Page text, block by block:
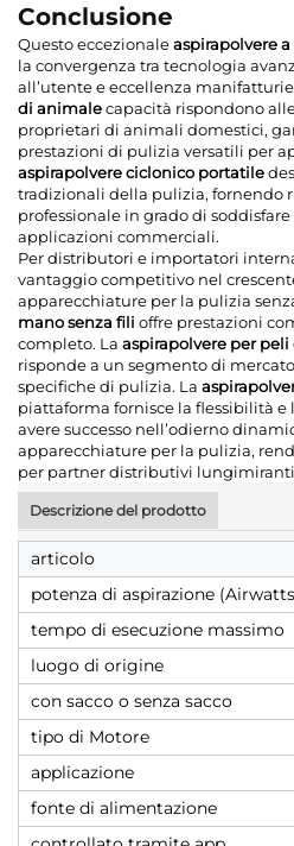
Conclusione
Questo eccezionaleaspirapolvere
la convergenza tra tecnologia
all’utente e eccellenza
di animalecapacità rispondono
proprietari di animali domestici,
prestazioni di pulizia versatili per
aspirapolvere ciclonico portatile
tradizionali della pulizia, fornendo
professionale in grado di
applicazioni commerciali.
Per distributori e importatori
vantaggio competitivo nel
apparecchiature per la pulizia
mano senza fili offre prestazioni
completo. La aspirapolvere per
risponde a un segmento di
specifiche di pulizia. La
piattaforma fornisce la flessibilità e
avere successo nell’odierno
apparecchiature per la pulizia,
per partner distributivi
Descrizione del prodotto
articolo
potenza di aspirazione
tempo di esecuzione massimo
luogo di origine
con sacco o senza sacco
tipo di Motore
applicazione
fonte di alimentazione